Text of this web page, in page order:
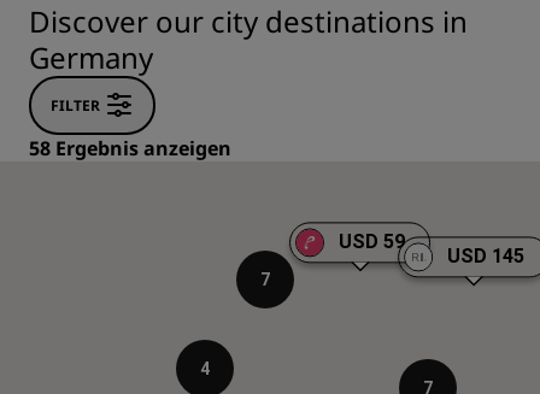
Discover our city destinations in
Germany
FILTER
58 Ergebnis anzeigen
4
7
7
USD 59
USD 145